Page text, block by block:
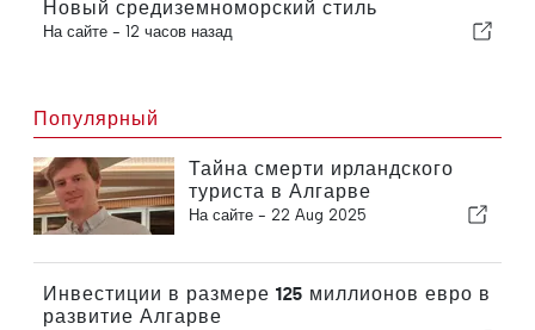
Новый средиземноморский стиль
На сайте - 12 часов назад
Популярный
Тайна смерти ирландского
туриста в Алгарве
На сайте - 22 Aug 2025
Инвестиции в размере 125 миллионов евро в
развитие Алгарве